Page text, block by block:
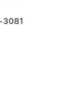
3081